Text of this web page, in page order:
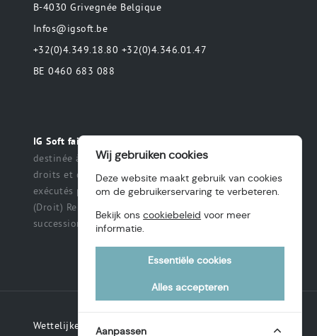
B-4030 Grivegnée Belgique
Infos@igsoft.be
+32(0)4.349.18.80 +32(0)4.346.01.47
BE 0460 683 088
IG Soft fait partie du groupe MAS.
destinée à préciser ou de délimiter le champ des
droits et des obligations qui peuvent être exercés et
exécutés par les parties dans une relation légale.
(Droit) Renonciation à un titre, des intérêts, une
succession ou une fiducie, etc.
Wettelijke vermeldingen
Wij gebruiken cookies
Deze website maakt gebruik van cookies
om de gebruikerservaring te verbeteren.
Bekijk onscookiebeleid voor meer
informatie.
Essentiële cookies
Alles accepteren
Aanpassen